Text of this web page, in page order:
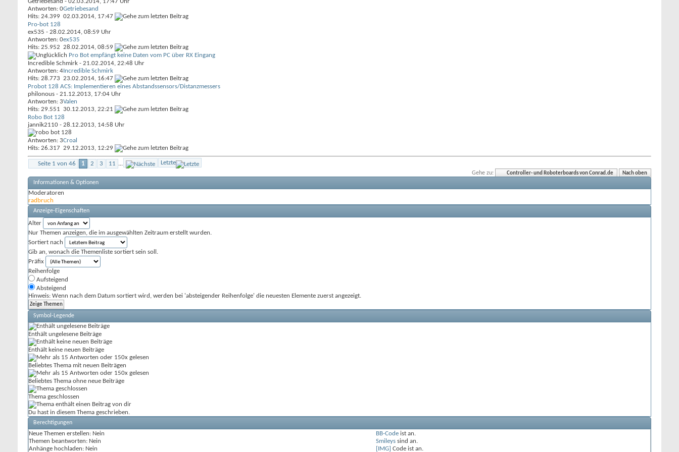
Antworten: 0
Hits: 24.399
Getriebesand
02.03.2014, 17:47
Pro-bot 128
ex535 - 28.02.2014, 08:59 Uhr
Antworten: 0
Hits: 25.952
ex535
28.02.2014, 08:59
Pro Bot empfängt keine Daten vom PC über RX Eingang
Incredible Schmirk - 21.02.2014, 22:48 Uhr
Antworten: 4
Hits: 28.773
Incredible Schmirk
23.02.2014, 16:47
Probot 128 ACS: Implementieren eines Abstandssensors/Distanzmessers
philonous - 21.12.2013, 17:04 Uhr
Antworten: 3
Hits: 29.551
Valen
30.12.2013, 22:21
Robo Bot 128
jannik2110 - 28.12.2013, 14:58 Uhr
Antworten: 3
Hits: 26.317
Croal
29.12.2013, 12:29
Seite 1 von 46 1 2 3 11 ... Letzte
Gehe zu: Controller- und Roboterboards von Conrad.de Nach oben
Informationen & Optionen
Moderatoren
radbruch
Anzeige-Eigenschaften
Alter
Nur Themen anzeigen, die im ausgewählten Zeitraum erstellt wurden.
Sortiert nach
Gib an, wonach die Themenliste sortiert sein soll.
Präfix
Reihenfolge
Aufsteigend
Absteigend
Hinweis: Wenn nach dem Datum sortiert wird, werden bei 'absteigender Reihenfolge' die neuesten Elemente zuerst angezeigt.
Symbol-Legende
Enthält ungelesene Beiträge
Enthält keine neuen Beiträge
Beliebtes Thema mit neuen Beiträgen
Beliebtes Thema ohne neue Beiträge
Thema geschlossen
Du hast in diesem Thema geschrieben.
Berechtigungen
Neue Themen erstellen: Nein
Themen beantworten: Nein
Anhänge hochladen: Nein
BB-Codeist an.
Smileyssind an.
[IMG] Code ist an.